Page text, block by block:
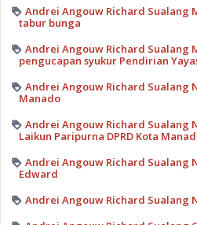
Andrei Angouw Richard Sualang
tabur bunga
Andrei Angouw Richard Sualang
pengucapan syukur Pendirian
Andrei Angouw Richard Sualang
Manado
Andrei Angouw Richard Sualang
Laikun Paripurna DPRD Kota
Andrei Angouw Richard Sualang
Edward
Andrei Angouw Richard Sualang